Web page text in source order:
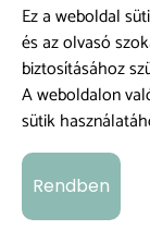
Ez a weboldal
és az olvasó
biztosításához
A weboldalon
sütik
Rendben